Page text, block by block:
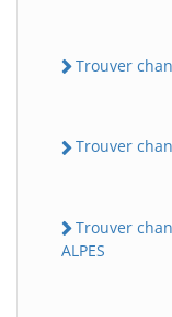
Trouver
Trouver
Trouver
ALPES